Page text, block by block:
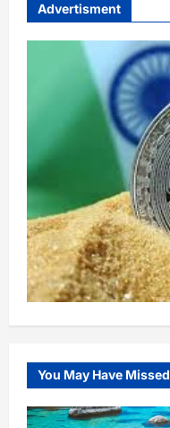
Advertisment
You May Have Missed